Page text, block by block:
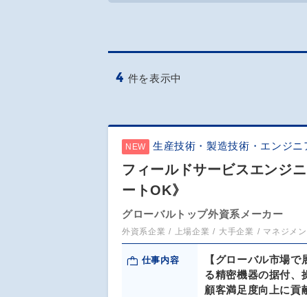
4 件を表示中
NEW 生産技術・製造技術・エンジニ
フィールドサービスエンジ
ートOK》
グローバルトップ外資系メーカー
外資系企業 上場企業 大手企業 マネジメ
仕事内容
【グローバル市場
る精密機器の据付、
顧客満足度向上に貢